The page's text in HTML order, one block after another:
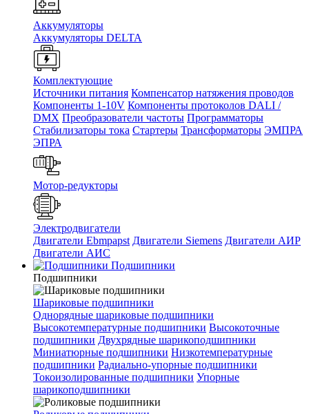
Аккумуляторы
Аккумуляторы DELTA
Комплектующие
Источники питания Компенсатор натяжения проводов
Компоненты 1-10V Компоненты протоколов DALI /
DMX Преобразователи частоты Программаторы
Стабилизаторы тока Стартеры Трансформаторы ЭМПРА
ЭПРА
Мотор-редукторы
Электродвигатели
Двигатели Ebmpapst Двигатели Siemens Двигатели АИР
Двигатели АИС
Подшипники
Подшипники
Шариковые подшипники
Однорядные шариковые подшипники
Высокотемпературные подшипники Высокоточные
подшипники Двухрядные шарикоподшипники
Миниатюрные подшипники Низкотемпературные
подшипники Радиально-упорные подшипники
Токоизолированные подшипники Упорные
шарикоподшипники